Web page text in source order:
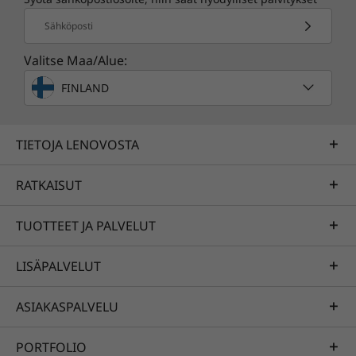
Sähköposti
Valitse Maa/Alue:
FINLAND
TIETOJA LENOVOSTA
RATKAISUT
TUOTTEET JA PALVELUT
LISÄPALVELUT
ASIAKASPALVELU
PORTFOLIO